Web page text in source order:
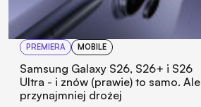
PREMIERA MOBILE
Samsung Galaxy S26, S26+ i S26
Ultra - i znów (prawie) to samo. Ale
przynajmniej drożej